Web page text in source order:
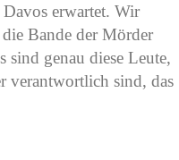
erwartet. Wir
Bande der Mörder
sind genau diese Leute,
verantwortlich sind, das